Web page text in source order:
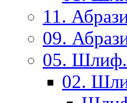
11.
09.
05. Шлиф.
02.